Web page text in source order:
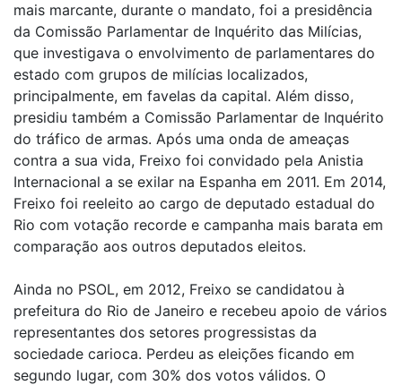
mais marcante, durante o mandato, foi a presidência
da Comissão Parlamentar de Inquérito das Milícias,
que investigava o envolvimento de parlamentares do
estado com grupos de milícias localizados,
principalmente, em favelas da capital. Além disso,
presidiu também a Comissão Parlamentar de Inquérito
do tráfico de armas. Após uma onda de ameaças
contra a sua vida, Freixo foi convidado pela Anistia
Internacional a se exilar na Espanha em 2011. Em 2014,
Freixo foi reeleito ao cargo de deputado estadual do
Rio com votação recorde e campanha mais barata em
comparação aos outros deputados eleitos.
Ainda no PSOL, em 2012, Freixo se candidatou à
prefeitura do Rio de Janeiro e recebeu apoio de vários
representantes dos setores progressistas da
sociedade carioca. Perdeu as eleições ficando em
segundo lugar, com 30% dos votos válidos. O